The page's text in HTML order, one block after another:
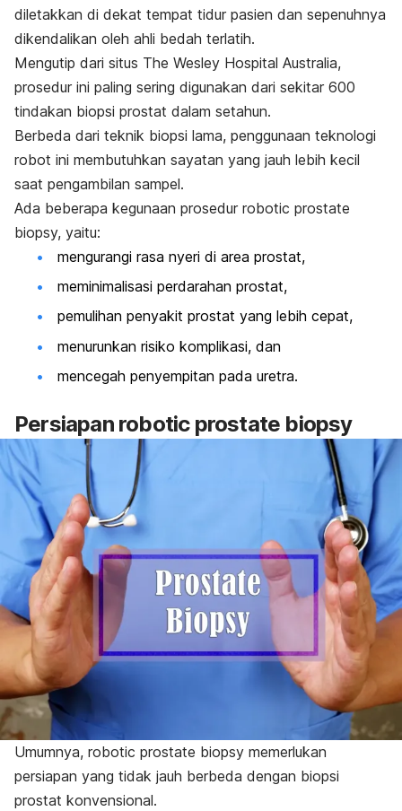
diletakkan di dekat tempat tidur pasien dan sepenuhnya
dikendalikan oleh ahli bedah terlatih.
Mengutip dari situs The Wesley Hospital Australia,
prosedur ini paling sering digunakan dari sekitar 600
tindakan biopsi prostat dalam setahun.
Berbeda dari teknik biopsi lama, penggunaan teknologi
robot ini membutuhkan sayatan yang jauh lebih kecil
saat pengambilan sampel.
Ada beberapa kegunaan prosedur robotic prostate
biopsy, yaitu:
mengurangi rasa nyeri di area prostat,
meminimalisasi perdarahan prostat,
pemulihan penyakit prostat yang lebih cepat,
menurunkan risiko komplikasi, dan
mencegah penyempitan pada uretra.
Persiapan robotic prostate biopsy
Umumnya, robotic prostate biopsy memerlukan
persiapan yang tidak jauh berbeda dengan biopsi
prostat konvensional.